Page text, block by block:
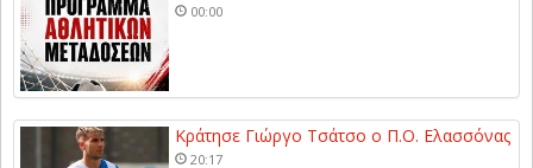
00:00
Κράτησε Γιώργο Τσάτσο ο Π.Ο. Ελασσόνας
20:17